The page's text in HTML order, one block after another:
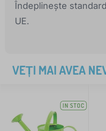
Îndeplinește
UE.
VEȚI MAI AVEA
IN STOC